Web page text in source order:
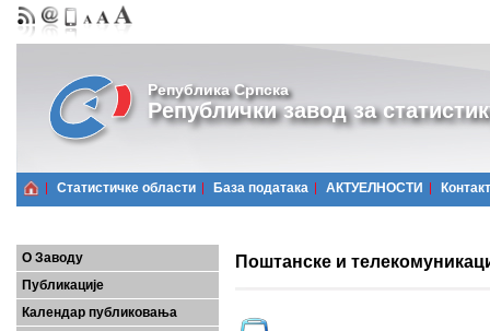
Република Српска
Републички завод за
Статистичке области Базa података АКТУЕЛНОСТИ Контакт
О Заводу
Публикације
Календар публиковања
Поштанске и